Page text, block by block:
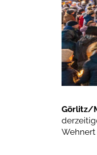
Görlitz/